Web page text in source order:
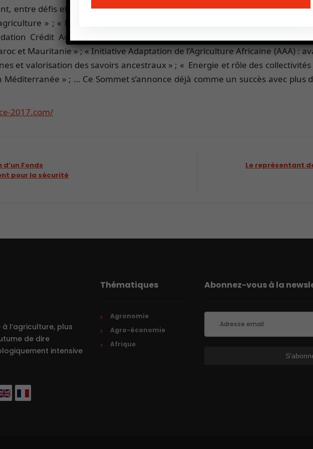
entre défis et opportunités ». Plus de 80 ateliers seront également
» ; « Plateforme collaborative pour la transition agroalimentaire
Crédit Agricole du Maroc pour le développement durable » ; «
et Mauritanie » ; « Initiative Adaptation de l’Agriculture Africaine (AAA) :
et valorisation des savoirs ancestraux » ; « Energie et rôle des
Méditerranée » ; … Ce Sommet s’annonce déjà comme un succès avec
2017.com/
Fonds
pour la sécurité
Le représentant
l’agriculture, plus
de dire
intensive
Thématiques
Agronomie
Agro-économie
Afrique
Abonnez-vous à la